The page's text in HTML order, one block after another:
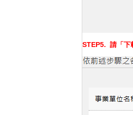
STEP5. 請「下